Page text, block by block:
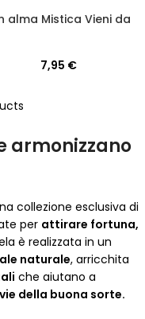
alma Mistica Vieni da
7,95 €
armonizzano
collezione esclusiva di
per attirare fortuna,
è realizzata in un
naturale, arricchita
che aiutano a
della buona sorte.